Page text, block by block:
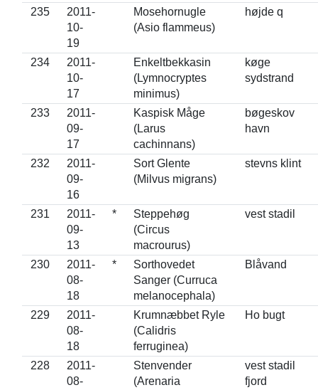
235
2011-
10-
19
Mosehornugle
(Asio flammeus)
højde q
234
2011-
10-
17
Enkeltbekkasin
(Lymnocryptes
minimus)
køge
sydstrand
233
2011-
09-
17
Kaspisk Måge
(Larus
cachinnans)
bøgeskov
havn
232
2011-
09-
16
Sort Glente
(Milvus migrans)
stevns klint
231
2011-
09-
13
*
Steppehøg
(Circus
macrourus)
vest stadil
230
2011-
08-
18
*
Sorthovedet
Sanger (Curruca
melanocephala)
Blåvand
229
2011-
08-
18
Krumnæbbet Ryle
(Calidris
ferruginea)
Ho bugt
228
2011-
08-
Stenvender
(Arenaria
vest stadil
fjord